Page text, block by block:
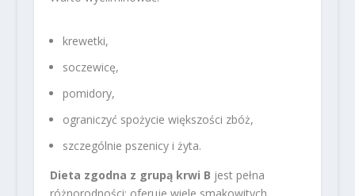
krewetki,
soczewicę,
pomidory,
ograniczyć spożycie większości zbóż,
szczególnie pszenicy i żyta.
Dieta zgodna z grupą krwi B jest pełna
różnorodności; oferuje wiele smakowitych